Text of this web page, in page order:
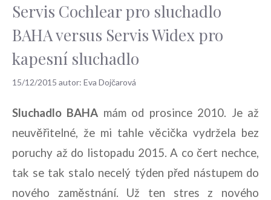
Servis Cochlear pro sluchadlo
BAHA versus Servis Widex pro
kapesní sluchadlo
15/12/2015 autor: Eva Dojčarová
Sluchadlo BAHA mám od prosince 2010. Je až
neuvěřitelné, že mi tahle věcička vydržela bez
poruchy až do listopadu 2015. A co čert nechce,
tak se tak stalo necelý týden před nástupem do
nového zaměstnání. Už ten stres z nového